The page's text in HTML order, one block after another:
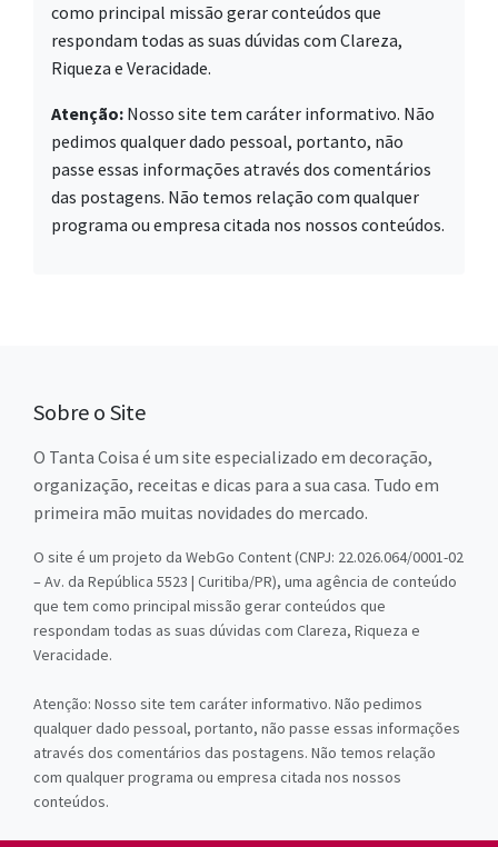
como principal missão gerar conteúdos que
respondam todas as suas dúvidas com Clareza,
Riqueza e Veracidade.
Atenção: Nosso site tem caráter informativo. Não
pedimos qualquer dado pessoal, portanto, não
passe essas informações através dos comentários
das postagens. Não temos relação com qualquer
programa ou empresa citada nos nossos conteúdos.
Sobre o Site
O Tanta Coisa é um site especializado em decoração,
organização, receitas e dicas para a sua casa. Tudo em
primeira mão muitas novidades do mercado.
O site é um projeto da WebGo Content (CNPJ: 22.026.064/0001-02
– Av. da República 5523 | Curitiba/PR), uma agência de conteúdo
que tem como principal missão gerar conteúdos que
respondam todas as suas dúvidas com Clareza, Riqueza e
Veracidade.
Atenção: Nosso site tem caráter informativo. Não pedimos
qualquer dado pessoal, portanto, não passe essas informações
através dos comentários das postagens. Não temos relação
com qualquer programa ou empresa citada nos nossos
conteúdos.